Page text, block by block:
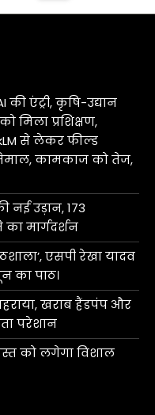
एंट्री, कृषि-उद्यान
मिला प्रशिक्षण,
से लेकर फील्ड
कामकाज को तेज,
नई उड़ान, 173
का मार्गदर्शन
एसपी रेखा यादव
का पाठ।
खराब हैंडपंप और
परेशान
को लगेगा विशाल